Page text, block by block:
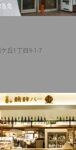
丘1丁目9-1-7